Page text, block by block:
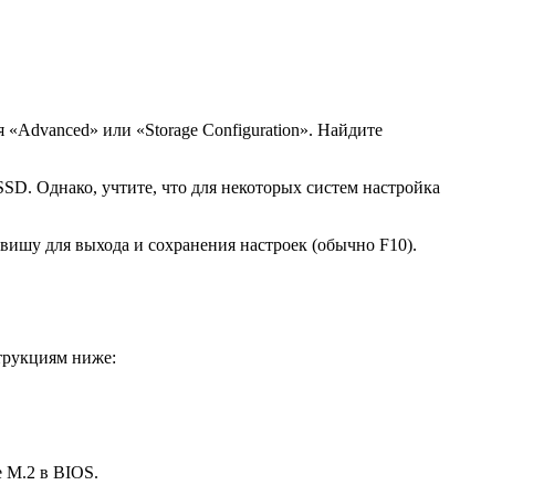
«Advanced» или «Storage Configuration». Найдите
Однако, учтите, что для некоторых систем настройка
для выхода и сохранения настроек (обычно F10).
ниже:
M.2 в BIOS.